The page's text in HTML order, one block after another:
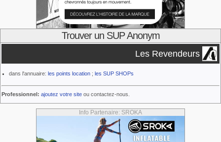
Trouver un SUP Anonym
Les Revendeurs
dans l'annuaire: les points location ; les SUP SHOPs
Professionnel: ajoutez votre site ou contactez-nous.
Info Partenaire: SROKA